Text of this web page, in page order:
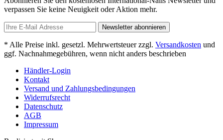
verpassen Sie keine Neuigkeit oder Aktion mehr.
Newsletter abonnieren
* Alle Preise inkl. gesetzl. Mehrwertsteuer zzgl. Versandkosten und
ggf. Nachnahmegebühren, wenn nicht anders beschrieben
Händler-Login
Kontakt
Versand und Zahlungsbedingungen
Widerrufsrecht
Datenschutz
AGB
Impressum